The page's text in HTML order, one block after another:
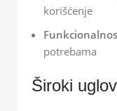
korišćenje
potrebama
Široki